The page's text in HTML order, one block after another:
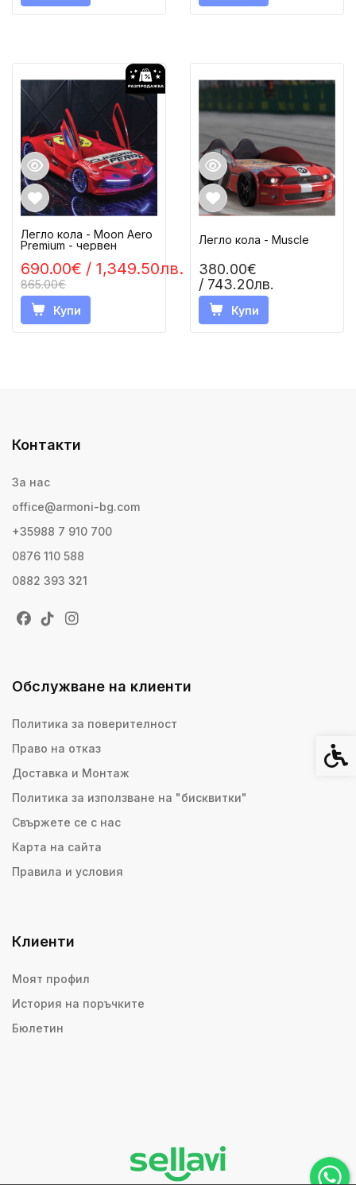
690.00€ / 1,349.50лв.
865.00€
Легло кола - Moon Aero
Premium - червен
Купи
380.00€
/ 743.20лв.
Легло кола - Muscle
Купи
Контакти
За нас
office@armoni-bg.com
+35988 7 910 700
0876 110 588
0882 393 321
Обслужване на клиенти
Политика за поверителност
Право на отказ
Доставка и Монтаж
Политика за използване на "бисквитки"
Свържете се с нас
Карта на сайта
Правила и условия
Клиенти
Моят профил
История на поръчките
Бюлетин